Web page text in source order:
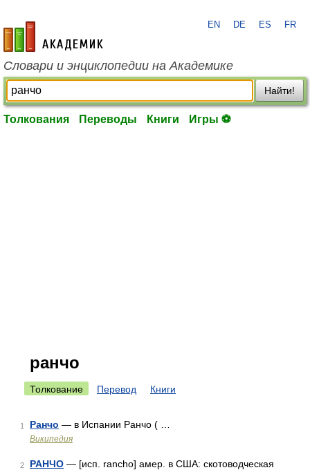
academic.ru
EN DE ES FR
Словари и энциклопедии на Академике
Найти!
Толкования Переводы Книги Игры ⚽
ранчо
Толкование Перевод Книги
1 Ранчо — в Испании Ранчо ( …
Википедия
2 РАНЧО — [исп. rancho] амер. в США: скотоводческая